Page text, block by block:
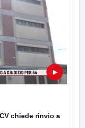
▶
chiede rinvio a